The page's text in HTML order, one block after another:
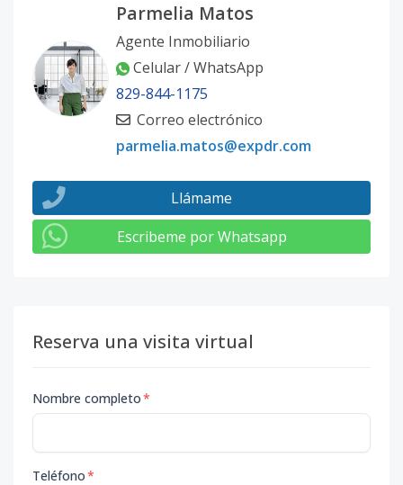
Parmelia Matos
Agente Inmobiliario
Celular / WhatsApp
829-844-1175
Correo electrónico
parmelia.matos@expdr.com
Llámame
Escribeme por Whatsapp
Reserva una visita virtual
Nombre completo*
Teléfono*